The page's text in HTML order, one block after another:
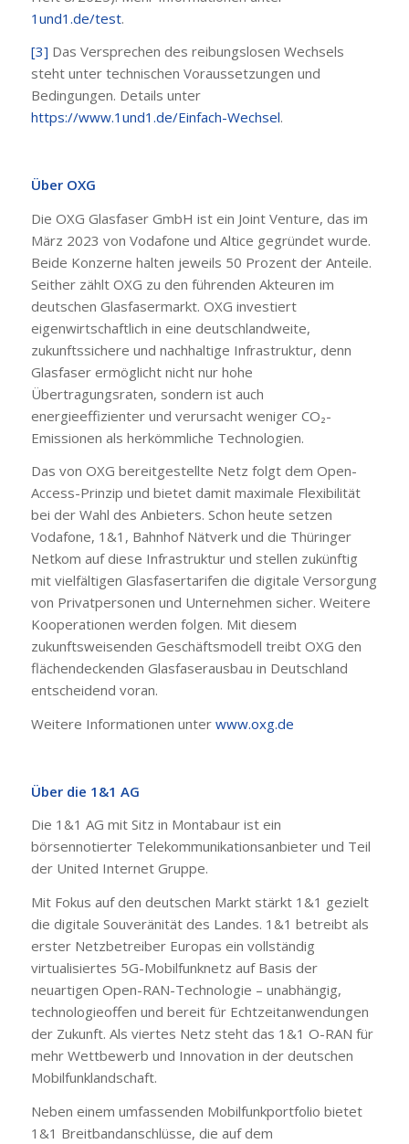
1und1.de/test.
[3] Das Versprechen des reibungslosen Wechsels
steht unter technischen Voraussetzungen und
Bedingungen. Details unter
https://www.1und1.de/Einfach-Wechsel.
Über OXG
Die OXG Glasfaser GmbH ist ein Joint Venture, das im
März 2023 von Vodafone und Altice gegründet wurde.
Beide Konzerne halten jeweils 50 Prozent der Anteile.
Seither zählt OXG zu den führenden Akteuren im
deutschen Glasfasermarkt. OXG investiert
eigenwirtschaftlich in eine deutschlandweite,
zukunftssichere und nachhaltige Infrastruktur, denn
Glasfaser ermöglicht nicht nur hohe
Übertragungsraten, sondern ist auch
energieeffizienter und verursacht weniger CO₂-
Emissionen als herkömmliche Technologien.
Das von OXG bereitgestellte Netz folgt dem Open-
Access-Prinzip und bietet damit maximale Flexibilität
bei der Wahl des Anbieters. Schon heute setzen
Vodafone, 1&1, Bahnhof Nätverk und die Thüringer
Netkom auf diese Infrastruktur und stellen zukünftig
mit vielfältigen Glasfasertarifen die digitale Versorgung
von Privatpersonen und Unternehmen sicher. Weitere
Kooperationen werden folgen. Mit diesem
zukunftsweisenden Geschäftsmodell treibt OXG den
flächendeckenden Glasfaserausbau in Deutschland
entscheidend voran.
Weitere Informationen unter www.oxg.de
Über die 1&1 AG
Die 1&1 AG mit Sitz in Montabaur ist ein
börsennotierter Telekommunikationsanbieter und Teil
der United Internet Gruppe.
Mit Fokus auf den deutschen Markt stärkt 1&1 gezielt
die digitale Souveränität des Landes. 1&1 betreibt als
erster Netzbetreiber Europas ein vollständig
virtualisiertes 5G-Mobilfunknetz auf Basis der
neuartigen Open-RAN-Technologie – unabhängig,
technologieoffen und bereit für Echtzeitanwendungen
der Zukunft. Als viertes Netz steht das 1&1 O-RAN für
mehr Wettbewerb und Innovation in der deutschen
Mobilfunklandschaft.
Neben einem umfassenden Mobilfunkportfolio bietet
1&1 Breitbandanschlüsse, die auf dem